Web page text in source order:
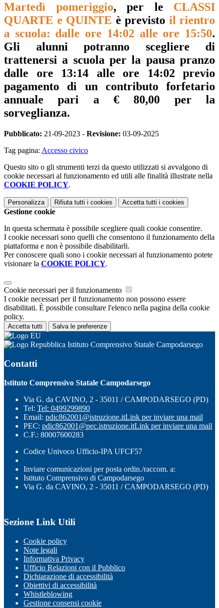
Martedì pomeriggio, per le CLASSI
QUARTE e QUINTE è previsto il rientro
a scuola: dalle ore 14:02 alle ore 15:50.
Gli alunni potranno scegliere di
trattenersi a scuola per la pausa pranzo
dalle ore 13:14 alle ore 14:02 previo
pagamento di un contributo forfetario
annuale pari a € 80,00 per la
sorveglianza.
Pubblicato: 21-09-2023 - Revisione: 03-09-2025
Tag pagina: Accesso civico
Questo sito o gli strumenti terzi da questo utilizzati si avvalgono di
cookie necessari al funzionamento ed utili alle finalità illustrate nella
COOKIE POLICY.
Personalizza Rifiuta tutti i cookies Accetta tutti i cookies
Gestione cookie
In questa schermata è possibile scegliere quali cookie consentire.
I cookie necessari sono quelli che consentono il funzionamento della
piattaforma e non è possibile disabilitarli.
Per conoscere quali sono i cookie necessari al funzionamento potete
visionare la COOKIE POLICY.
Cookie necessari per il funzionamento
I cookie necessari per il funzionamento non possono essere
disabilitati. È possibile consultare l'elenco nella pagina della cookie
policy.
Accetta tutti Salva le preferenze
Istituto Comprensivo Statale Campodarsego
Contatti
Istituto Comprensivo Statale Campodarsego
Via G. da CAVINO, 2 - 35011 / CAMPODARSEGO (PD)
Tel: Tel: 0499299890
Email: pdic862001@istruzione.itLink per inviare una mail
PEC: pdic862001@pec.istruzione.itLink per inviare una mail
C.F.: 80007600283
Codice Univoco Ufficio-IPA UFCF57
Inviare comunicazioni per posta ordin./raccom. a:
Istituto Comprensivo di Campodarsego
Via G. da CAVINO, 2 - 35011 / CAMPODARSEGO (PD)
Sezione Link Utili
Cookie policy
Note legali
Informativa Privacy
Ufficio Relazioni con il Pubblico
Dichiarazione di accessibilità
Obiettivi di accessibilità
Whistleblowing
Gestione consensi cookie